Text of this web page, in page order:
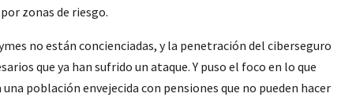
zonas de riesgo.
no están concienciadas, y la penetración del ciberseguro
que ya han sufrido un ataque. Y puso el foco en lo que
población envejecida con pensiones que no pueden hacer